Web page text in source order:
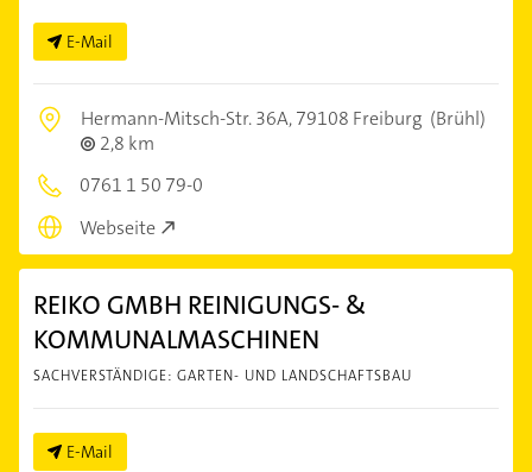
E-Mail
Hermann-Mitsch-Str. 36A,79108 Freiburg (Brühl)
2,8 km
0761 1 50 79-0
Webseite
REIKO GMBH REINIGUNGS- &
KOMMUNALMASCHINEN
SACHVERSTÄNDIGE: GARTEN- UND LANDSCHAFTSBAU
E-Mail